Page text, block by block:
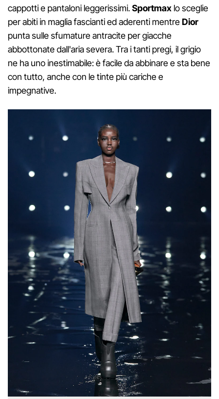
cappotti e pantaloni leggerissimi.Sportmax lo sceglie
per abiti in maglia fascianti ed aderenti mentreDior
punta sulle sfumature antracite per giacche
abbottonate dall'aria severa. Tra i tanti pregi, il grigio
ne ha uno inestimabile: è facile da abbinare e sta bene
con tutto, anche con le tinte più cariche e
impegnative.